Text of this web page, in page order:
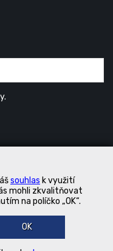
souhlas k využití
mohli zkvalitňovat
na políčko „OK“.
OK